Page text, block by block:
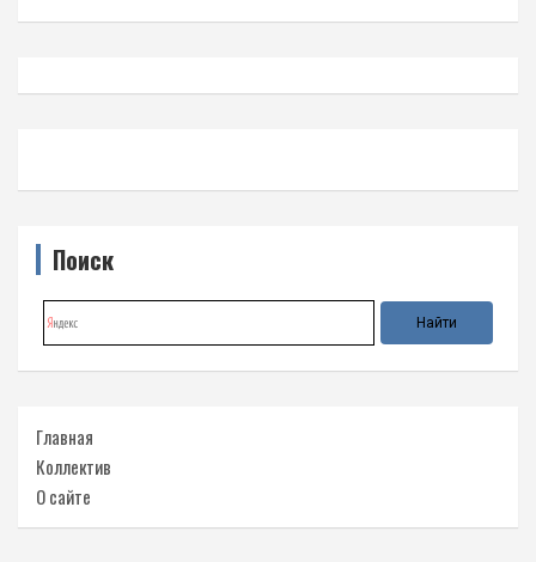
Поиск
Главная
Коллектив
О сайте